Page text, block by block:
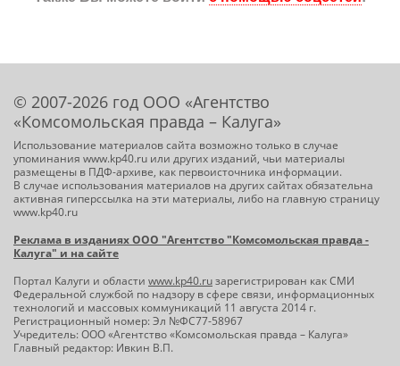
© 2007-2026 год ООО «Агентство
«Комсомольская правда – Калуга»
Использование материалов сайта возможно только в случае
упоминания www.kp40.ru или других изданий, чьи материалы
размещены в ПДФ-архиве, как первоисточника информации.
В случае использования материалов на других сайтах обязательна
активная гиперссылка на эти материалы, либо на главную страницу
www.kp40.ru
Реклама в изданиях ООО "Агентство "Комсомольская правда -
Калуга" и на сайте
Портал Калуги и области www.kp40.ruзарегистрирован как СМИ
Федеральной службой по надзору в сфере связи, информационных
технологий и массовых коммуникаций 11 августа 2014 г.
Регистрационный номер: Эл №ФС77-58967
Учредитель: ООО «Агентство «Комсомольская правда – Калуга»
Главный редактор: Ивкин В.П.